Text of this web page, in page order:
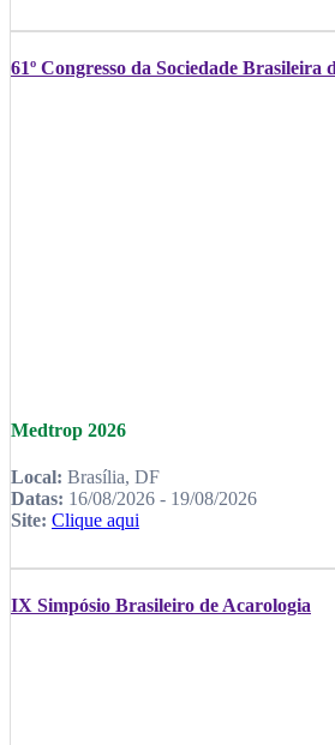
61º Congresso da Sociedade
Medtrop 2026
Local: Brasília, DF
Datas: 16/08/2026 - 19/08/2026
Site: Clique aqui
IX Simpósio Brasileiro de Acarologia